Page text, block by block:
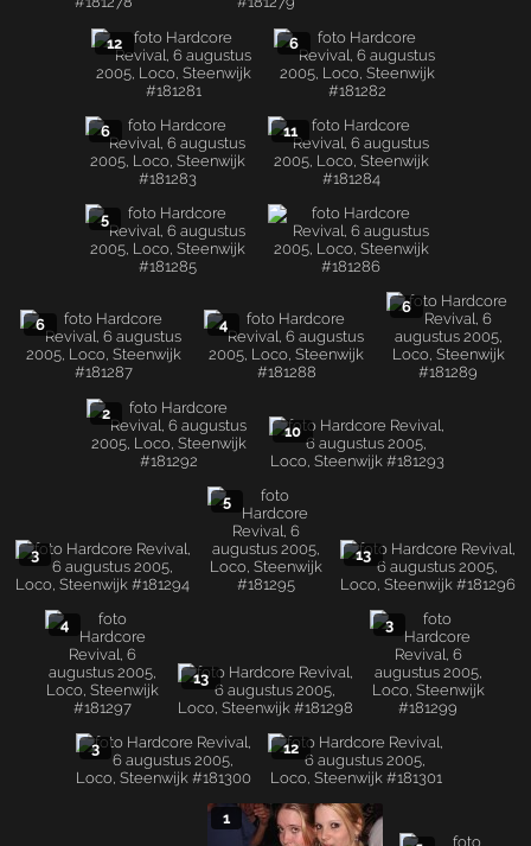
12 6
6 11
5
6 4
6
2
10
3
5
13
4
13
3
3 12
1